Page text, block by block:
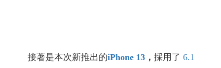
接著是本次新推出的iPhone 13 ， 採用了 6.1